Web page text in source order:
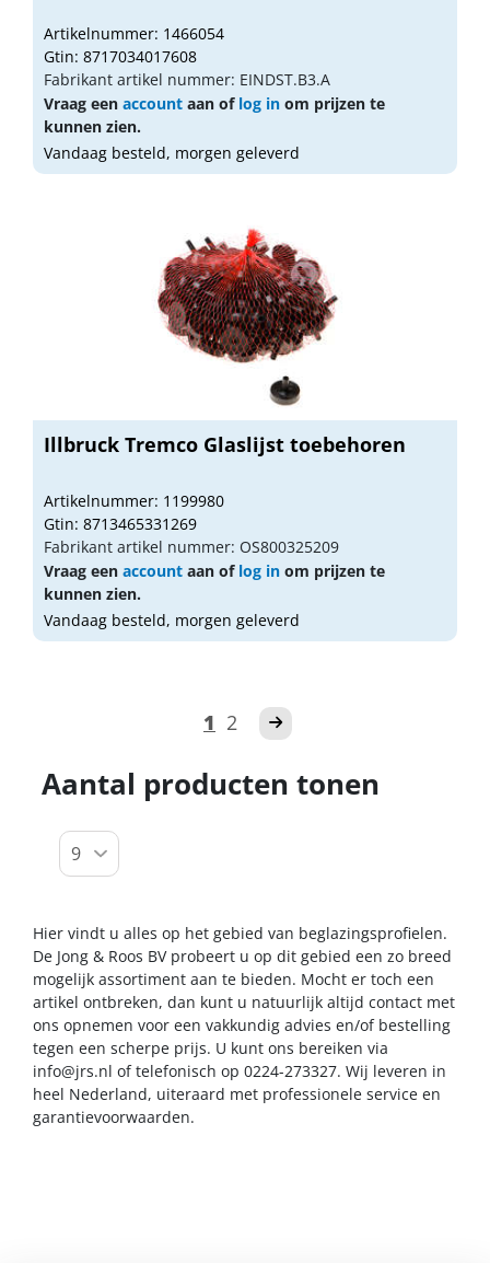
Artikelnummer: 1466054
Gtin: 8717034017608
Fabrikant artikel nummer: EINDST.B3.A
Vraag een account aan of log in om prijzen te
kunnen zien.
Vandaag besteld, morgen geleverd
Illbruck Tremco Glaslijst toebehoren
Artikelnummer: 1199980
Gtin: 8713465331269
Fabrikant artikel nummer: OS800325209
Vraag een account aan of log in om prijzen te
kunnen zien.
Vandaag besteld, morgen geleverd
1 2
Aantal producten tonen
Hier vindt u alles op het gebied van beglazingsprofielen.
De Jong & Roos BV probeert u op dit gebied een zo breed
mogelijk assortiment aan te bieden. Mocht er toch een
artikel ontbreken, dan kunt u natuurlijk altijd contact met
ons opnemen voor een vakkundig advies en/of bestelling
tegen een scherpe prijs. U kunt ons bereiken via
info@jrs.nl of telefonisch op 0224-273327. Wij leveren in
heel Nederland, uiteraard met professionele service en
garantievoorwaarden.